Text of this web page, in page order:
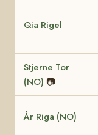
Qia Rigel
Stjerne Tor
(NO) 📷
År Riga (NO)